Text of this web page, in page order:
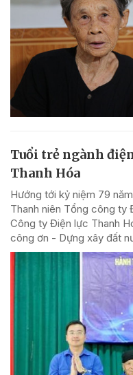
Tuổi trẻ ngành
Thanh Hóa
Hướng tới kỷ niệm 79
Thanh niên Tổng công ty
Công ty Điện lực Thanh
công ơn - Dựng xây đất